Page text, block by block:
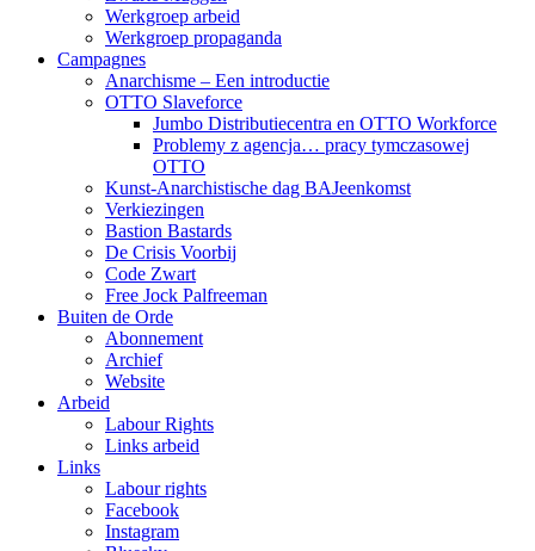
Werkgroep arbeid
Werkgroep propaganda
Campagnes
Anarchisme – Een introductie
OTTO Slaveforce
Jumbo Distributiecentra en OTTO Workforce
Problemy z agencja… pracy tymczasowej
OTTO
Kunst-Anarchistische dag BAJeenkomst
Verkiezingen
Bastion Bastards
De Crisis Voorbij
Code Zwart
Free Jock Palfreeman
Buiten de Orde
Abonnement
Archief
Website
Arbeid
Labour Rights
Links arbeid
Links
Labour rights
Facebook
Instagram